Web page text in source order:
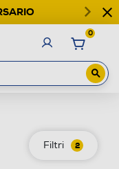
0
Filtri 2